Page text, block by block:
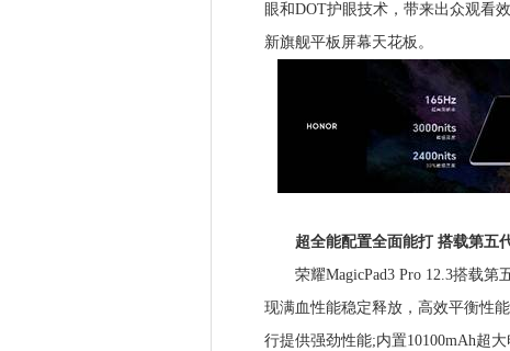
眼和DOT护眼技术，带来出众观看
新旗舰平板屏幕天花板。
超全能配置全面能打 搭载第五
荣耀MagicPad3 Pro 12.3搭载第
现满血性能稳定释放，高效平衡性
行提供强劲性能;内置10100mAh超